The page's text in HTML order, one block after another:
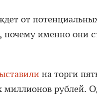
от
почему именно они
на торги
миллионов рублей.